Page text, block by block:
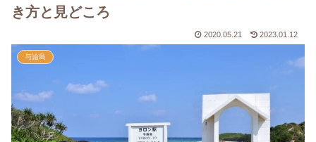
き方と見どころ
2020.05.21 2023.01.12
与論島